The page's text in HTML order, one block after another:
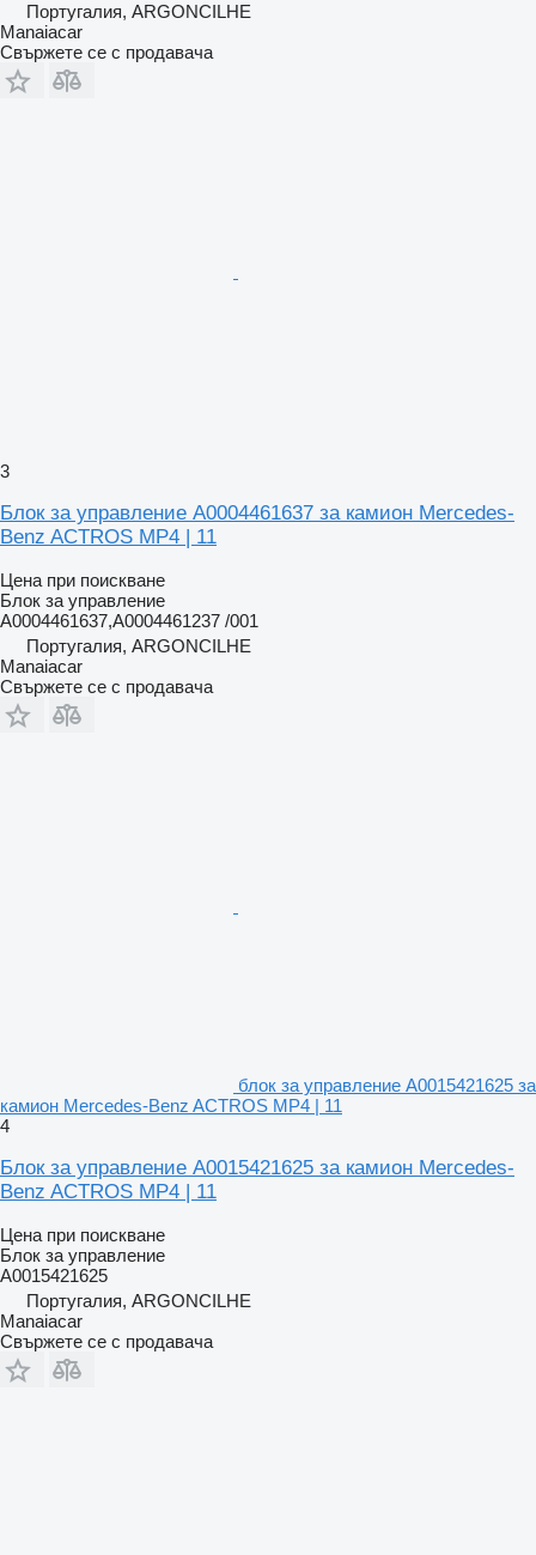
Португалия, ARGONCILHE
Manaiacar
Свържете се с продавача
3
Блок за управление A0004461637 за камион Mercedes-
Benz ACTROS MP4 | 11
Цена при поискване
Блок за управление
A0004461637,A0004461237 /001
Португалия, ARGONCILHE
Manaiacar
Свържете се с продавача
блок за управление A0015421625 за
камион Mercedes-Benz ACTROS MP4 | 11
4
Блок за управление A0015421625 за камион Mercedes-
Benz ACTROS MP4 | 11
Цена при поискване
Блок за управление
A0015421625
Португалия, ARGONCILHE
Manaiacar
Свържете се с продавача